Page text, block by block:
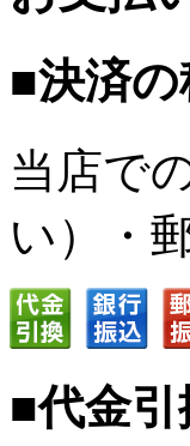
■決済
当店で
い）・
■代金